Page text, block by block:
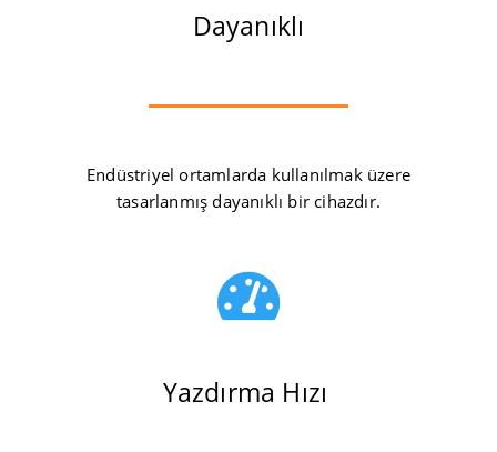
Dayanıklı
Endüstriyel ortamlarda kullanılmak üzere
tasarlanmış dayanıklı bir cihazdır.

Yazdırma Hızı